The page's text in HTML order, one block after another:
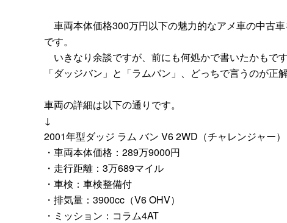
車両本体価格300万円以下の魅力的なアメ車の中古
です。
いきなり余談ですが、前にも何処かで書いたかもで
「ダッジバン」と「ラムバン」、どっちで言うのが正
車両の詳細は以下の通りです。
↓
2001年型ダッジ ラム バン V6 2WD（チャレンジャー）
・車両本体価格：289万9000円
・走行距離：3万689マイル
・車検：車検整備付
・排気量：3900cc（V6 OHV）
・ミッション：コラム4AT